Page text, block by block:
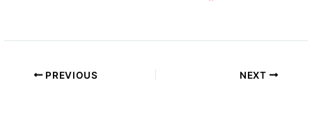
PREVIOUS NEXT